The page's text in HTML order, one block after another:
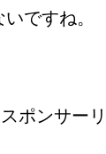
ですね。
スポンサー